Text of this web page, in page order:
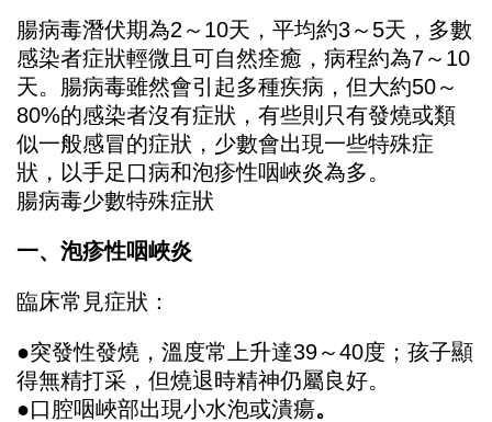
腸病毒潛伏期為2～10天，平均約3～5天，多數
感染者症狀輕微且可自然痊癒，病程約為7～10
天。腸病毒雖然會引起多種疾病，但大約50～
80%的感染者沒有症狀，有些則只有發燒或類
似一般感冒的症狀，少數會出現一些特殊症
狀，以手足口病和泡疹性咽峽炎為多。
腸病毒少數特殊症狀
一、泡疹性咽峽炎
臨床常見症狀：
●突發性發燒，溫度常上升達39～40度；孩子顯
得無精打采，但燒退時精神仍屬良好。
●口腔咽峽部出現小水泡或潰瘍。